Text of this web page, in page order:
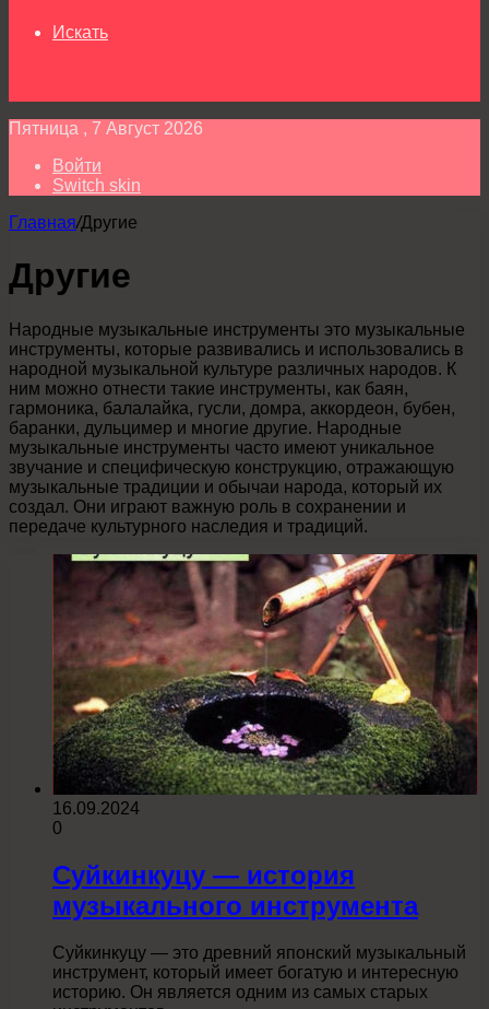
Искать
Пятница , 7 Август 2026
Войти
Switch skin
Главная/Другие
Другие
Народные музыкальные инструменты это музыкальные
инструменты, которые развивались и использовались в
народной музыкальной культуре различных народов. К
ним можно отнести такие инструменты, как баян,
гармоника, балалайка, гусли, домра, аккордеон, бубен,
баранки, дульцимер и многие другие. Народные
музыкальные инструменты часто имеют уникальное
звучание и специфическую конструкцию, отражающую
музыкальные традиции и обычаи народа, который их
создал. Они играют важную роль в сохранении и
передаче культурного наследия и традиций.
16.09.2024
0
Суйкинкуцу — история
музыкального инструмента
Суйкинкуцу — это древний японский музыкальный
инструмент, который имеет богатую и интересную
историю. Он является одним из самых старых